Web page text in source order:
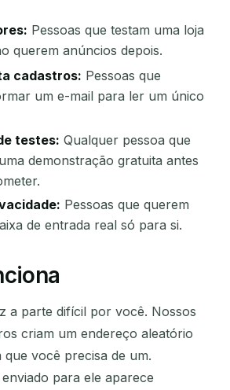
Pessoas que testam uma loja
querem anúncios depois.
cadastros: Pessoas que
um e-mail para ler um único
testes: Qualquer pessoa que
demonstração gratuita antes
Pessoas que querem
de entrada real só para si.
a parte difícil por você. Nossos
criam um endereço aleatório
você precisa de um.
para ele aparece